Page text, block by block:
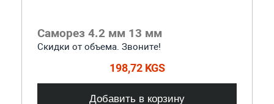
Саморез 4.2 мм 13 мм
Скидки от объема. Звоните!
198,72 KGS
Добавить в корзину